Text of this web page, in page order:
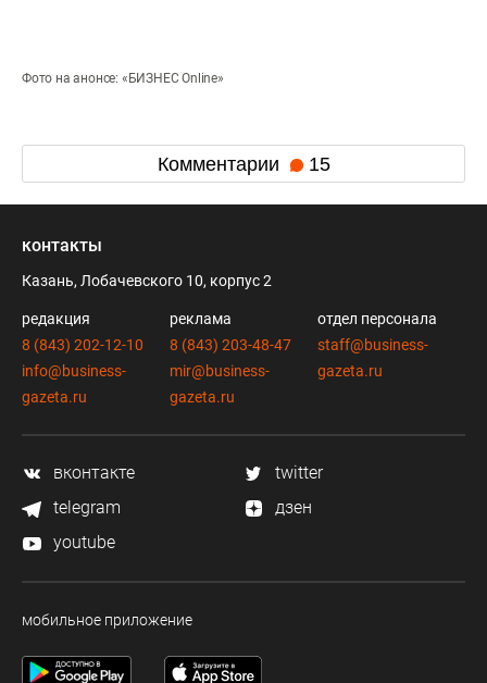
Фото на анонсе: «БИЗНЕС Online»
Комментарии 15
контакты
Казань, Лобачевского 10, корпус 2
редакция
8 (843) 202-12-10
info@business-
gazeta.ru
реклама
8 (843) 203-48-47
mir@business-
gazeta.ru
отдел персонала
staff@business-
gazeta.ru
вконтакте
twitter
telegram
дзен
youtube
мобильное приложение